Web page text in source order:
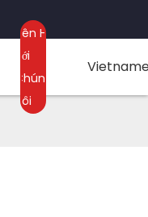
Liên Hệ
Với
Chúng
Tôi